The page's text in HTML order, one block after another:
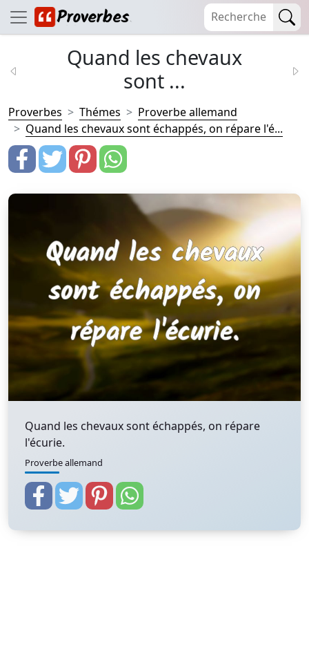
Quand les chevaux
sont ...
Proverbes Thémes
Proverbe allemand
Quand les chevaux sont échappés, on répare l'é...
Quand les chevaux sont échappés, on répare
l'écurie.
Proverbe allemand